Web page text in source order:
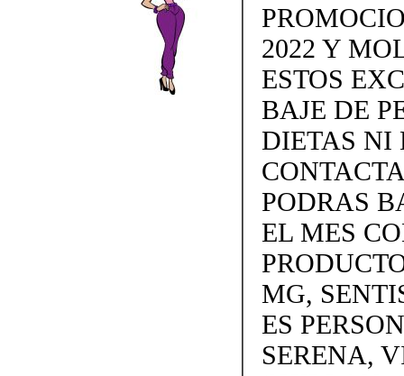
2022 Y
ESTOS
BAJE DE
DIETAS NI
PODRAS
EL MES
MG,
ES
SERENA,